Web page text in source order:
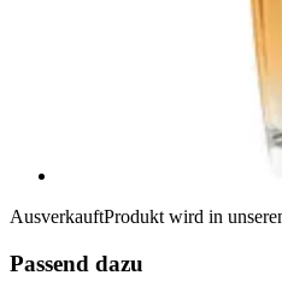
AusverkauftProdukt wird in
Passend dazu